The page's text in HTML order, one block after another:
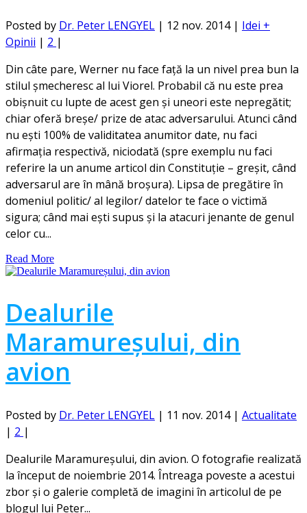
Posted by Dr. Peter LENGYEL | 12 nov. 2014| Idei +
Opinii | 2 |
Din câte pare, Werner nu face față la un nivel prea bun la
stilul șmecheresc al lui Viorel. Probabil că nu este prea
obișnuit cu lupte de acest gen și uneori este nepregătit;
chiar oferă breșe/ prize de atac adversarului. Atunci când
nu ești 100% de validitatea anumitor date, nu faci
afirmația respectivă, niciodată (spre exemplu nu faci
referire la un anume articol din Constituție – greșit, când
adversarul are în mână broșura). Lipsa de pregătire în
domeniul politic/ al legilor/ datelor te face o victimă
sigura; când mai ești supus și la atacuri jenante de genul
celor cu...
Read More
Dealurile
Maramureșului, din
avion
Posted by Dr. Peter LENGYEL | 11 nov. 2014| Actualitate
| 2 |
Dealurile Maramureșului, din avion. O fotografie realizată
la început de noiembrie 2014. Întreaga poveste a acestui
zbor și o galerie completă de imagini în articolul de pe
blogul lui Peter...